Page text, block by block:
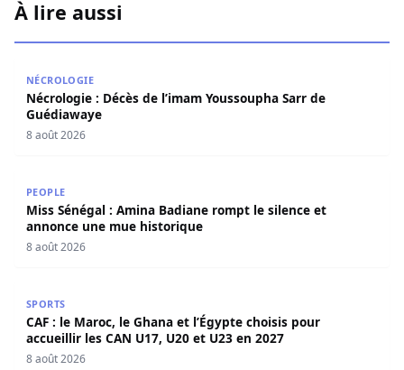
À lire aussi
NÉCROLOGIE
Nécrologie : Décès de l’imam Youssoupha Sarr de
Guédiawaye
8 août 2026
PEOPLE
Miss Sénégal : Amina Badiane rompt le silence et
annonce une mue historique
8 août 2026
SPORTS
CAF : le Maroc, le Ghana et l’Égypte choisis pour
accueillir les CAN U17, U20 et U23 en 2027
8 août 2026